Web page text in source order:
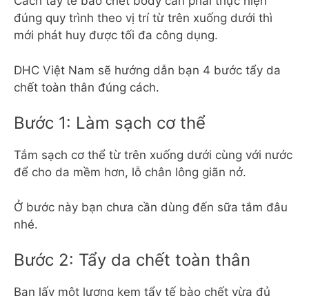
đúng quy trình theo vị trí từ trên xuống dưới thì
mới phát huy được tối đa công dụng.
DHC Việt Nam sẽ hướng dẫn bạn 4 bước tẩy da
chết toàn thân đúng cách.
Bước 1: Làm sạch cơ thể
Tắm sạch cơ thể từ trên xuống dưới cùng với nước
để cho da mềm hơn, lỗ chân lông giãn nở.
Ở bước này bạn chưa cần dùng đến sữa tắm đâu
nhé.
Bước 2: Tẩy da chết toàn thân
Bạn lấy một lượng kem tẩy tế bào chết vừa đủ